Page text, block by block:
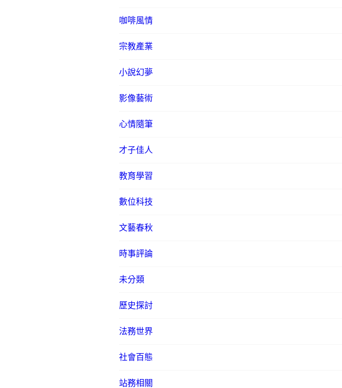
咖啡風情
宗教產業
小說幻夢
影像藝術
心情隨筆
才子佳人
教育學習
數位科技
文藝春秋
時事評論
未分類
歷史探討
法務世界
社會百態
站務相關